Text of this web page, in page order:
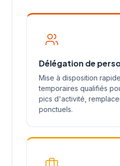
Délégation de
Mise à disposition
temporaires qualifiés
pics d'activité,
ponctuels.